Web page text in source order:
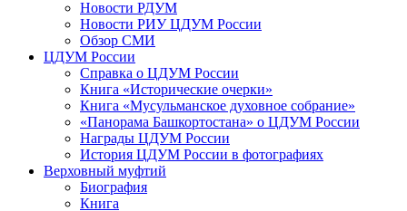
Новости РДУМ
Новости РИУ ЦДУМ России
Обзор СМИ
ЦДУМ России
Справка о ЦДУМ России
Книга «Исторические очерки»
Книга «Мусульманское духовное собрание»
«Панорама Башкортостана» о ЦДУМ России
Награды ЦДУМ России
История ЦДУМ России в фотографиях
Верховный муфтий
Биография
Книга